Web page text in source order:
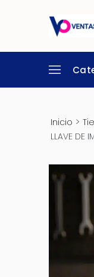
Inicio >
LLAVE DE